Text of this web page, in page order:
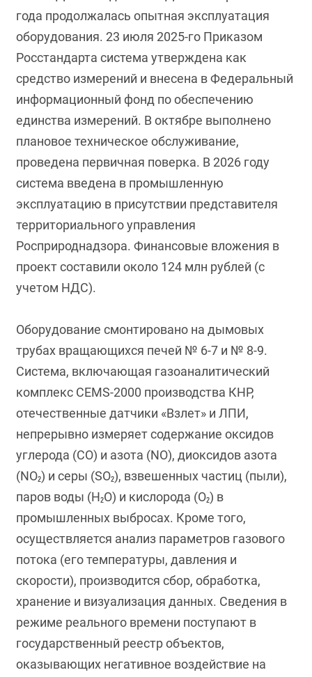
года продолжалась опытная эксплуатация
оборудования. 23 июля 2025-го Приказом
Росстандарта система утверждена как
средство измерений и внесена в Федеральный
информационный фонд по обеспечению
единства измерений. В октябре выполнено
плановое техническое обслуживание,
проведена первичная поверка. В 2026 году
система введена в промышленную
эксплуатацию в присутствии представителя
территориального управления
Росприроднадзора. Финансовые вложения в
проект составили около 124 млн рублей (с
учетом НДС).
Оборудование смонтировано на дымовых
трубах вращающихся печей № 6-7 и № 8-9.
Система, включающая газоаналитический
комплекс CEMS-2000 производства КНР,
отечественные датчики «Взлет» и ЛПИ,
непрерывно измеряет содержание оксидов
углерода (CO) и азота (NO), диоксидов азота
(NO₂) и серы (SO₂), взвешенных частиц (пыли),
паров воды (H₂O) и кислорода (O₂) в
промышленных выбросах. Кроме того,
осуществляется анализ параметров газового
потока (его температуры, давления и
скорости), производится сбор, обработка,
хранение и визуализация данных. Сведения в
режиме реального времени поступают в
государственный реестр объектов,
оказывающих негативное воздействие на